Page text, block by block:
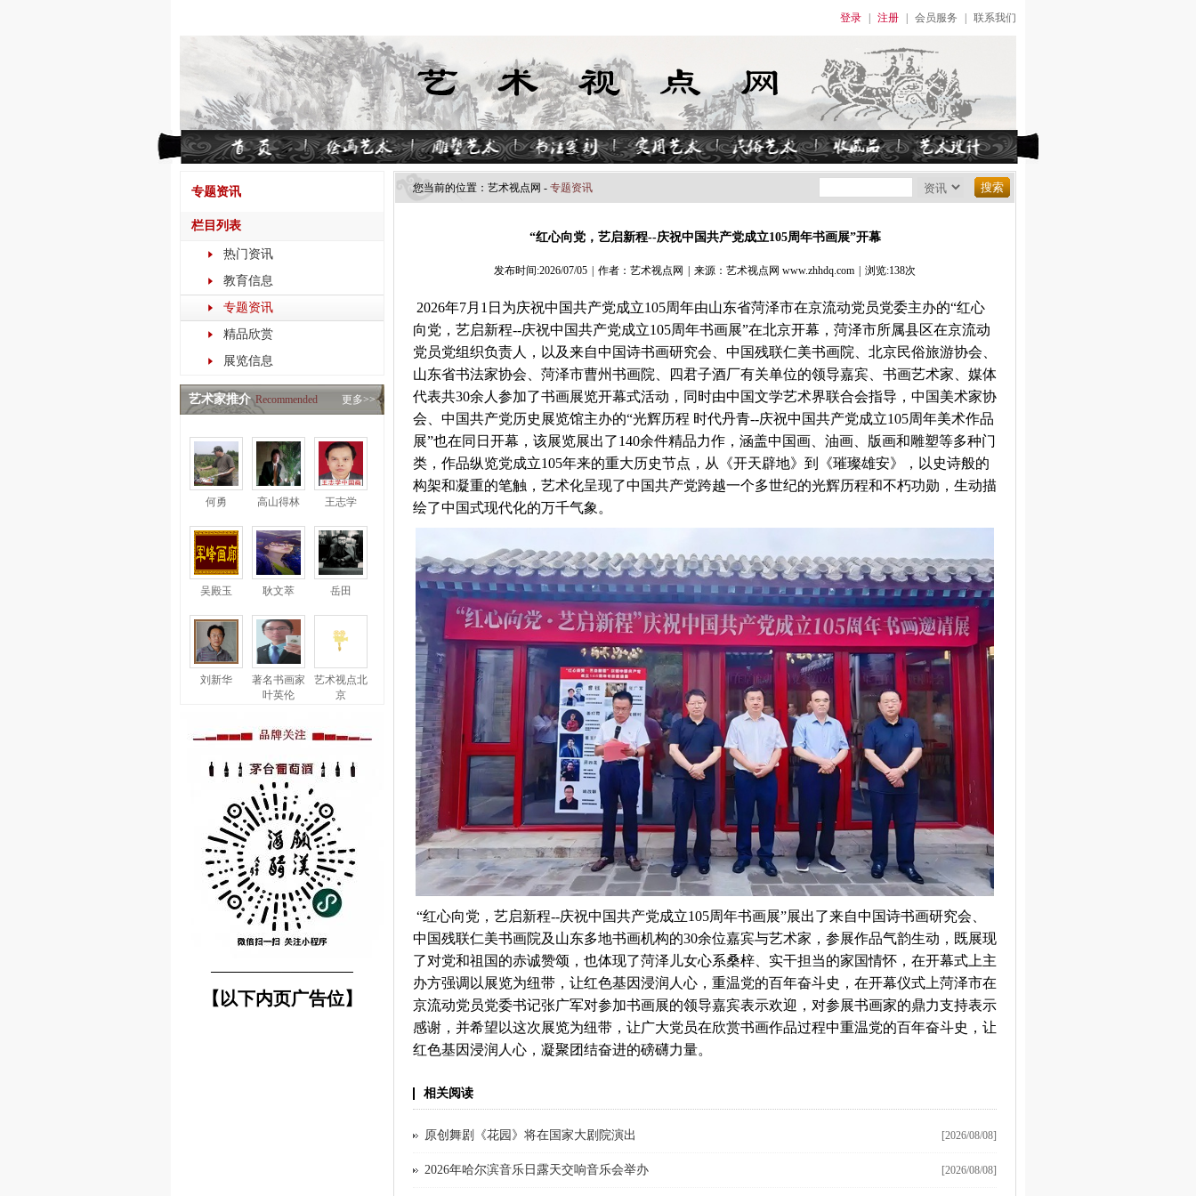
登录 注册 会员服务 联系我们
专题资讯
栏目列表
热门资讯
教育信息
专题资讯
精品欣赏
展览信息
艺术家推介 Recommended 更多>>
何勇 高山得林 王志学
吴殿玉 耿文萃 岳田
刘新华
著名书画家
叶英伦
艺术视点北
京
────────────────
【以下内页广告位】
您当前的位置： 艺术视点​网 - 专题资讯
“红心向党，艺启新程--庆祝中国共产党成立105周年书画展”开幕
发布时间:2026/07/05 作者：艺术视点网 来源：艺术视点网 www.zhhdq.com 浏览:138次
2026年7月1日为庆祝中国共产党成立105周年由山东省菏泽市在京流动党员党委主办的“红心
向党，艺启新程--庆祝中国共产党成立105周年书画展”在北京开幕，菏泽市所属县区在京流动
党员党组织负责人，以及来自中国诗书画研究会、中国残联仁美书画院、北京民俗旅游协会、
山东省书法家协会、菏泽市曹州书画院、四君子酒厂有关单位的领导嘉宾、书画艺术家、媒体
代表共30余人参加了书画展览开幕式活动，同时由中国文学艺术界联合会指导，中国美术家协
会、中国共产党历史展览馆主办的“光辉历程 时代丹青--庆祝中国共产党成立105周年美术作品
展”也在同日开幕，该展览展出了140余件精品力作，涵盖中国画、油画、版画和雕塑等多种门
类，作品纵览党成立105年来的重大历史节点，从《开天辟地》到《璀璨雄安》，以史诗般的
构架和凝重的笔触，艺术化呈现了中国共产党跨越一个多世纪的光辉历程和不朽功勋，生动描
绘了中国式现代化的万千气象。
“红心向党，艺启新程--庆祝中国共产党成立105周年书画展”展出了来自中国诗书画研究会、
中国残联仁美书画院及山东多地书画机构的30余位嘉宾与艺术家，参展作品气韵生动，既展现
了对党和祖国的赤诚赞颂，也体现了菏泽儿女心系桑梓、实干担当的家国情怀，在开幕式上主
办方强调以展览为纽带，让红色基因浸润人心，重温党的百年奋斗史，在开幕仪式上菏泽市在
京流动党员党委书记张广军对参加书画展的领导嘉宾表示欢迎，对参展书画家的鼎力支持表示
感谢，并希望以这次展览为纽带，让广大党员在欣赏书画作品过程中重温党的百年奋斗史，让
红色基因浸润人心，凝聚团结奋进的磅礴力量。
相关阅读
原创舞剧《花园》将在国家大剧院演出 [2026/08/08]
2026年哈尔滨音乐日露天交响音乐会举办 [2026/08/08]